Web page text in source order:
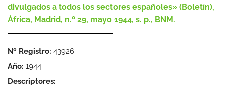
divulgados a todos los sectores españoles» (Boletín),
África, Madrid, n.º 29, mayo 1944, s. p., BNM.
Nº Registro: 43926
Año: 1944
Descriptores: